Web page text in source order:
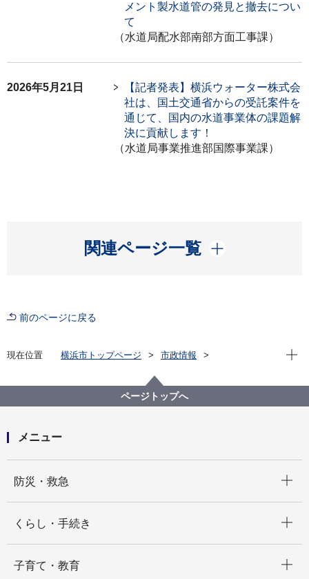
メント製水道管の発見と撤去につい
て
（水道局配水部南部方面工事課）
2026年5月21日
【記者発表】横浜ウォーター株式会
社は、国土交通省からの受託案件を
通じて、国内の水道事業体の課題解
決に貢献します！
（水道局事業推進部国際事業課）
関連ページ一覧
開く
前のページに戻る
現在位置 横浜市トップページ
市政情報
現在
ページトップへ
メニュー
防災・救急
くらし・手続き
子育て・教育